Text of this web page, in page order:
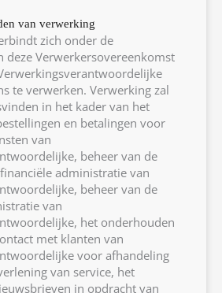
van verwerking
zich onder de
deze Verwerkersovereenkomst
te verwerken. Verwerking zal
in het kader van het
en betalingen voor
van
beheer van de
administratie van
beheer van de
van
het onderhouden
met klanten van
voor afhandeling
van service, het
in opdracht van